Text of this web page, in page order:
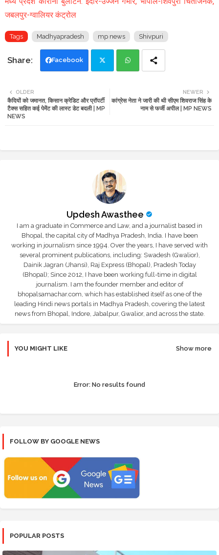
जबलपुर-ग्वालियर कंट्रोल
Tags Madhyapradesh mp news Shivpuri
Facebook
tte ats
NEWER
कांग्रेस नेता ने जारी की थी सीएम शिवराज सिंह के
नाम से फर्जी अपील | MP NEWS
OLDER
कैदियों को जमानत, किसान क्रेडिट और प्रॉपर्टी
टैक्स सहित कई पेमेंट की लास्ट डेट बदली | MP
NEWS
Updesh Awasthee
I am a graduate in Commerce and Law, and a journalist based in
Bhopal, the capital city of Madhya Pradesh, India. I have been
working in journalism since 1994. Over the years, I have served with
several prominent publications, including: Swadesh (Gwalior),
Dainik Jagran (Jhansi), Raj Express (Bhopal), Pradesh Today
(Bhopal); Since 2012, I have been working full-time in digital
journalism. I am the founder member and editor of
bhopalsamachar.com, which has established itself as one of the
leading Hindi news portals in Madhya Pradesh, covering the latest
news from Bhopal, Indore, Jabalpur, Gwalior, and across the state.
YOU MIGHT LIKE Show more
Error: No results found
FOLLOW BY GOOGLE NEWS
POPULAR POSTS